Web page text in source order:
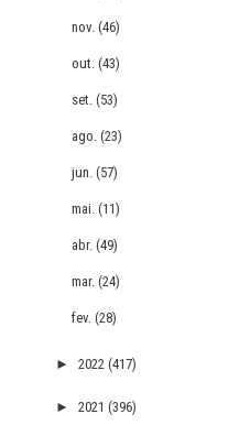
nov.(46)
out.(43)
set.(53)
ago.(23)
jun.(57)
mai.(11)
abr.(49)
mar.(24)
fev.(28)
► 2022 (417)
► 2021 (396)